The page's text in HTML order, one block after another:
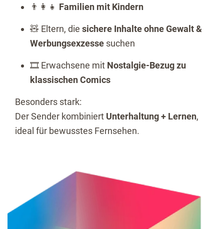
👨‍👩‍👧 Familien mit Kindern
🧸 Eltern, die sichere Inhalte ohne Gewalt &
Werbungsexzesse suchen
🎞️ Erwachsene mit Nostalgie-Bezug zu
klassischen Comics
Besonders stark:
Der Sender kombiniert Unterhaltung + Lernen,
ideal für bewusstes Fernsehen.